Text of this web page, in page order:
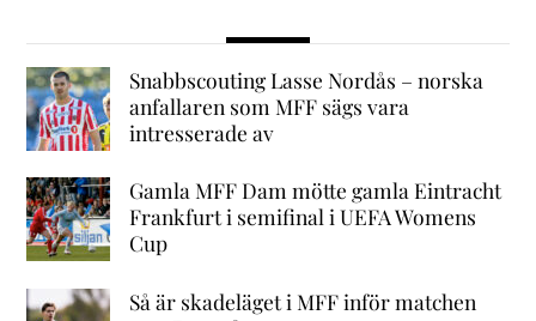
Snabbscouting Lasse Nordås – norska
anfallaren som MFF sägs vara
intresserade av
Gamla MFF Dam mötte gamla Eintracht
Frankfurt i semifinal i UEFA Womens
Cup
Så är skadeläget i MFF inför matchen